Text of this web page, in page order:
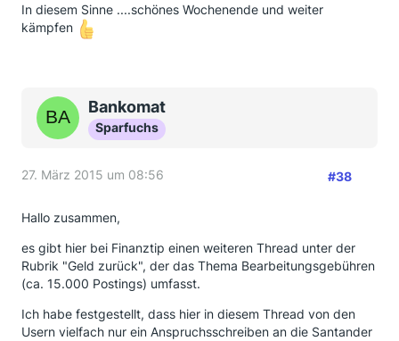
In diesem Sinne ....schönes Wochenende und weiter
kämpfen
Bankomat
Sparfuchs
27. März 2015 um 08:56 #38
Hallo zusammen,
es gibt hier bei Finanztip einen weiteren Thread unter der
Rubrik "Geld zurück", der das Thema Bearbeitungsgebühren
(ca. 15.000 Postings) umfasst.
Ich habe festgestellt, dass hier in diesem Thread von den
Usern vielfach nur ein Anspruchsschreiben an die Santander